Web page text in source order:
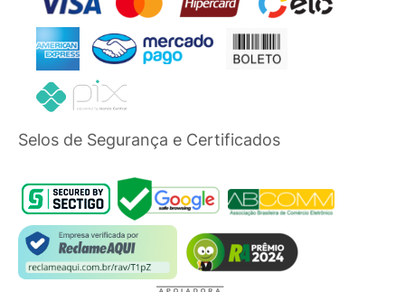
Selos de Segurança e Certificados